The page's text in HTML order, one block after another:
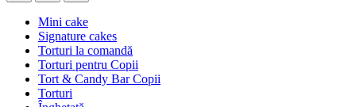
Mini cake
Signature cakes
Torturi la comandă
Torturi pentru Copii
Tort & Candy Bar Copii
Torturi